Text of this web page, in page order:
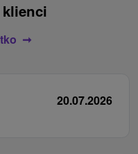
20.07.2026